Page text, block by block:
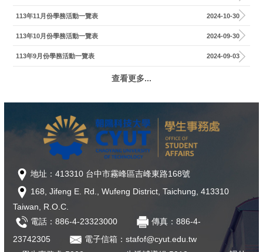
113年11月份學務活動一覽表 2024-10-30
113年10月份學務活動一覽表 2024-09-30
113年9月份學務活動一覽表 2024-09-03
查看更多...
地址：413310 台中市霧峰區吉峰東路168號
168, Jifeng E. Rd., Wufeng District, Taichung, 413310
Taiwan, R.O.C.
電話：886-4-23323000
傳真：886-4-
23742305
電子信箱：stafof@cyut.edu.tw